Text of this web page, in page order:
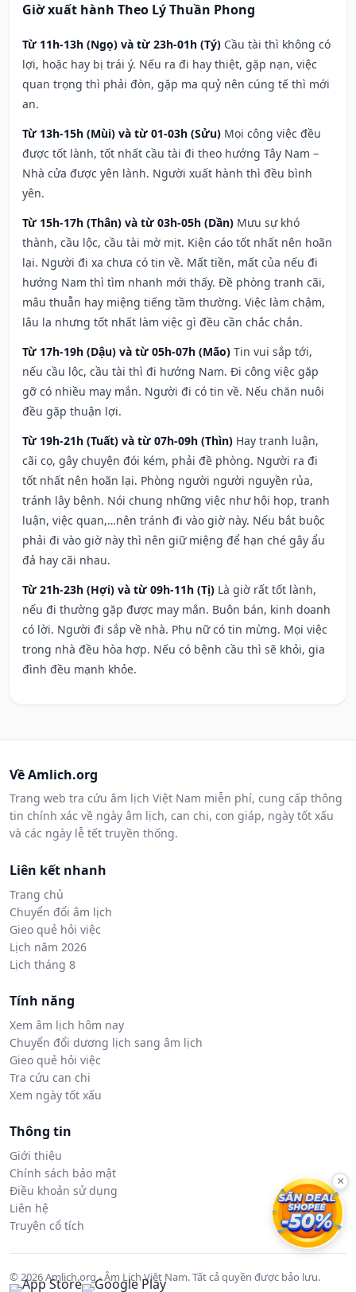
Giờ xuất hành Theo Lý Thuần Phong
Từ 11h-13h (Ngọ) và từ 23h-01h (Tý) Cầu tài thì không có
lợi, hoặc hay bị trái ý. Nếu ra đi hay thiệt, gặp nạn, việc
quan trọng thì phải đòn, gặp ma quỷ nên cúng tế thì mới
an.
Từ 13h-15h (Mùi) và từ 01-03h (Sửu) Mọi công việc đều
được tốt lành, tốt nhất cầu tài đi theo hướng Tây Nam –
Nhà cửa được yên lành. Người xuất hành thì đều bình
yên.
Từ 15h-17h (Thân) và từ 03h-05h (Dần) Mưu sự khó
thành, cầu lộc, cầu tài mờ mịt. Kiện cáo tốt nhất nên hoãn
lại. Người đi xa chưa có tin về. Mất tiền, mất của nếu đi
hướng Nam thì tìm nhanh mới thấy. Đề phòng tranh cãi,
mâu thuẫn hay miệng tiếng tầm thường. Việc làm chậm,
lâu la nhưng tốt nhất làm việc gì đều cần chắc chắn.
Từ 17h-19h (Dậu) và từ 05h-07h (Mão) Tin vui sắp tới,
nếu cầu lộc, cầu tài thì đi hướng Nam. Đi công việc gặp
gỡ có nhiều may mắn. Người đi có tin về. Nếu chăn nuôi
đều gặp thuận lợi.
Từ 19h-21h (Tuất) và từ 07h-09h (Thìn) Hay tranh luận,
cãi cọ, gây chuyện đói kém, phải đề phòng. Người ra đi
tốt nhất nên hoãn lại. Phòng người người nguyền rủa,
tránh lây bệnh. Nói chung những việc như hội họp, tranh
luận, việc quan,…nên tránh đi vào giờ này. Nếu bắt buộc
phải đi vào giờ này thì nên giữ miệng để hạn ché gây ẩu
đả hay cãi nhau.
Từ 21h-23h (Hợi) và từ 09h-11h (Tị) Là giờ rất tốt lành,
nếu đi thường gặp được may mắn. Buôn bán, kinh doanh
có lời. Người đi sắp về nhà. Phụ nữ có tin mừng. Mọi việc
trong nhà đều hòa hợp. Nếu có bệnh cầu thì sẽ khỏi, gia
đình đều mạnh khỏe.
Về Amlich.org
Trang web tra cứu âm lịch Việt Nam miễn phí, cung cấp thông
tin chính xác về ngày âm lịch, can chi, con giáp, ngày tốt xấu
và các ngày lễ tết truyền thống.
Liên kết nhanh
Trang chủ
Chuyển đổi âm lịch
Gieo quẻ hỏi việc
Lịch năm 2026
Lịch tháng 8
Tính năng
Xem âm lịch hôm nay
Chuyển đổi dương lịch sang âm lịch
Gieo quẻ hỏi việc
Tra cứu can chi
Xem ngày tốt xấu
Thông tin
Giới thiệu
Chính sách bảo mật
Điều khoản sử dụng
Liên hệ
Truyện cổ tích
© 2026 Amlich.org - Âm Lịch Việt Nam. Tất cả quyền được bảo lưu.
×